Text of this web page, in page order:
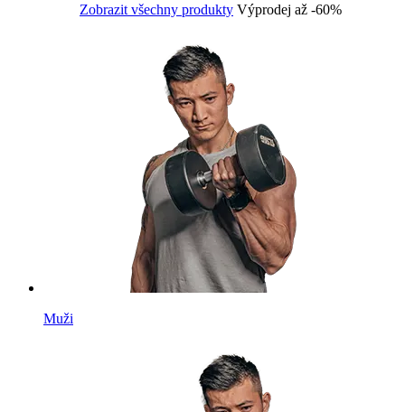
Zobrazit všechny produkty Výprodej až -60%
Muži